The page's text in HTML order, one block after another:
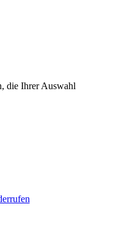
die Ihrer Auswahl